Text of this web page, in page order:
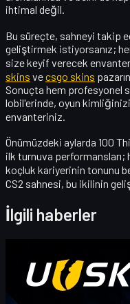
ihtimal değil.
Bu süreçte, sahneyi takip
geliştirmek istiyorsanız;
size keyif verecek
skins vecsgo skins
Sonuçta hem profesyonel
lobil'erinde, oyun kimliğinizi
envanteriniz.
Önümüzdeki aylarda 100
ilk turnuva performansları;
koçluk kariyerinin tonunu
CS2 sahnesi, bu ikilinin
İlgili haberler
Merhaba CS2
hoş geldiniz!